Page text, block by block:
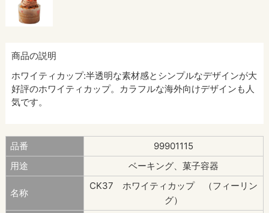
商品の説明
ホワイティカップ:半透明な素材感とシンプルなデザインが大
好評のホワイティカップ。カラフルな海外向けデザインも人
気です。
品番
99901115
用途
ベーキング、菓子容器
名称
CK37 ホワイティカップ （フィーリン
グ）